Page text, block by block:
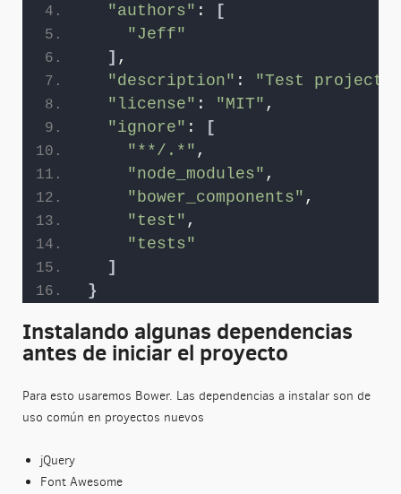
"authors" :
[
"Jeff"
] ,
"description" : "Test project"
"license" : "MIT" ,
"ignore" :
[
"**/.*" ,
"node_modules" ,
"bower_components" ,
"test" ,
"tests"
]
}
Instalando algunas dependencias
antes de iniciar el proyecto
Para esto usaremos Bower. Las dependencias a instalar son de
uso común en proyectos nuevos
jQuery
Font Awesome